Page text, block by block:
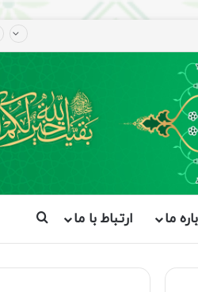
ما ارتباط با ما جستجو